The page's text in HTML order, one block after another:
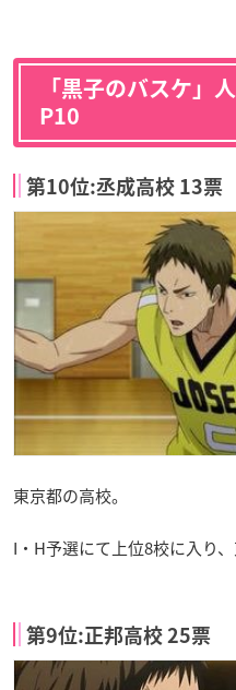
「黒子のバスケ」
P10
第10位:丞成高校 13票
東京都の高校。
I・H予選にて上位8校に入り
第9位:正邦高校 25票